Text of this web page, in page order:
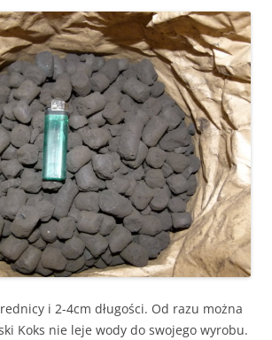
i 2-4cm długości. Od razu można
Koks nie leje wody do swojego wyrobu.